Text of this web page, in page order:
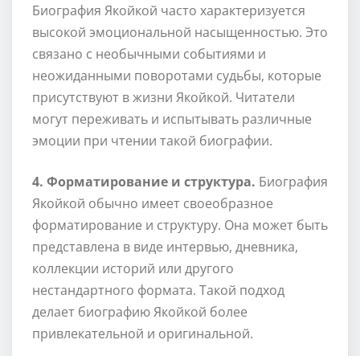
Биография Якойкой часто характеризуется
высокой эмоциональной насыщенностью. Это
связано с необычными событиями и
неожиданными поворотами судьбы, которые
присутствуют в жизни Якойкой. Читатели
могут переживать и испытывать различные
эмоции при чтении такой биографии.
4. Форматирование и структура. Биография
Якойкой обычно имеет своеобразное
форматирование и структуру. Она может быть
представлена в виде интервью, дневника,
коллекции историй или другого
нестандартного формата. Такой подход
делает биографию Якойкой более
привлекательной и оригинальной.